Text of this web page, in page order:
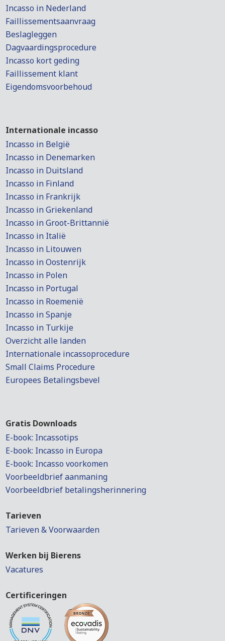
Incasso in Nederland
Faillissementsaanvraag
Beslagleggen
Dagvaardingsprocedure
Incasso kort geding
Faillissement klant
Eigendomsvoorbehoud
Internationale incasso
Incasso in België
Incasso in Denemarken
Incasso in Duitsland
Incasso in Finland
Incasso in Frankrijk
Incasso in Griekenland
Incasso in Groot-Brittannië
Incasso in Italië
Incasso in Litouwen
Incasso in Oostenrijk
Incasso in Polen
Incasso in Portugal
Incasso in Roemenië
Incasso in Spanje
Incasso in Turkije
Overzicht alle landen
Internationale incassoprocedure
Small Claims Procedure
Europees Betalingsbevel
Gratis Downloads
E-book: Incassotips
E-book: Incasso in Europa
E-book: Incasso voorkomen
Voorbeeldbrief aanmaning
Voorbeeldbrief betalingsherinnering
Tarieven
Tarieven & Voorwaarden
Werken bij Bierens
Vacatures
Certificeringen